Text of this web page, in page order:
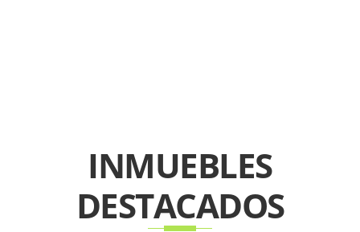
INMUEBLES
DESTACADOS